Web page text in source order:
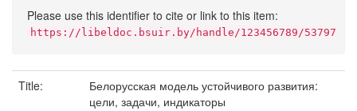
Please use this identifier to cite or link to this item:
https://libeldoc.bsuir.by/handle/123456789/53797
Title:
Белорусская модель устойчивого развития:
цели, задачи, индикаторы